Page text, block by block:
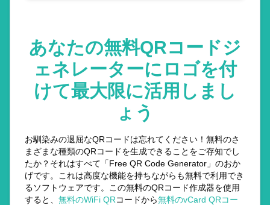
あなたの無料QRコードジ
ェネレーターにロゴを付
けて最大限に活用しまし
ょう
お馴染みの退屈なQRコードは忘れてください！無料のさ
まざまな種類のQRコードを生成できることをご存知でし
たか？それはすべて「Free QR Code Generator」のおか
げです。これは高度な機能を持ちながらも無料で利用でき
るソフトウェアです。この無料のQRコード作成器を使用
すると、 無料のWiFi QRコードから無料のvCard QRコー